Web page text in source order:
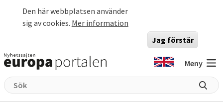
Den här webbplatsen använder
sig av cookies. Mer information
Jag förstår
Meny